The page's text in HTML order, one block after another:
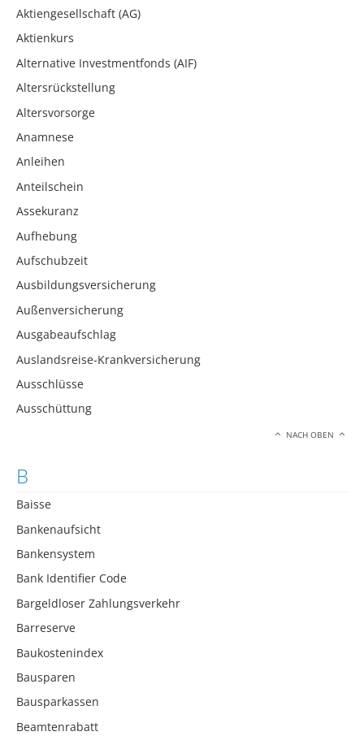
Aktiengesellschaft (AG)
Aktienkurs
Alternative Investmentfonds (AIF)
Altersrückstellung
Altersvorsorge
Anamnese
Anleihen
Anteilschein
Assekuranz
Aufhebung
Aufschubzeit
Ausbildungsversicherung
Außenversicherung
Ausgabeaufschlag
Auslandsreise-Krankversicherung
Ausschlüsse
Ausschüttung
NACH OBEN
B
Baisse
Bankenaufsicht
Bankensystem
Bank Identifier Code
Bargeldloser Zahlungsverkehr
Barreserve
Baukostenindex
Bausparen
Bausparkassen
Beamtenrabatt